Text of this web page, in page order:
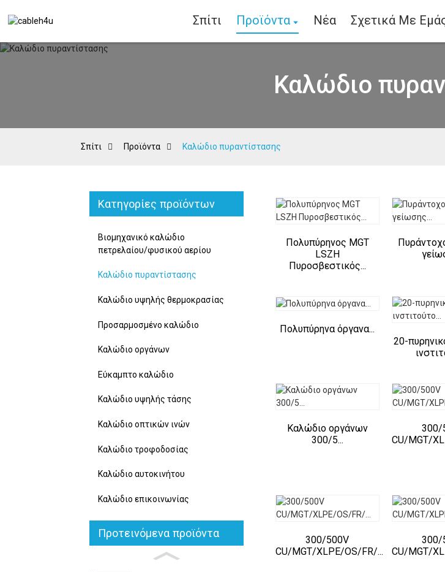
Σπίτι Προϊόντα Νέα Σχετικά Με
Καλώδιο
Σπίτι Προϊόντα Καλώδιο πυραντίστασης
Κατηγορίες προϊόντων
Βιομηχανικό καλώδιο
πετρελαίου/φυσικού αερίου
Καλώδιο πυραντίστασης
Καλώδιο υψηλής θερμοκρασίας
Προσαρμοσμένο καλώδιο
Καλώδιο οργάνων
Εύκαμπτο καλώδιο
Καλώδιο υψηλής τάσης
Καλώδιο οπτικών ινών
Καλώδιο τροφοδοσίας
Καλώδιο αυτοκινήτου
Καλώδιο επικοινωνίας
Προτεινόμενα προϊόντα
Πολυπύρηνος MGT
LSZH
Πυροσβεστικός...
Πολυπύρηνα όργανα...
20-
Καλώδιο οργάνων
300/5...
300/
CU/MGT/
300/500V
CU/MGT/XLPE/OS/FR/...
300/
CU/MGT/